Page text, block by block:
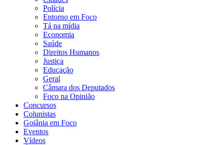
Polícia
Entorno em Foco
Tá na mídia
Economia
Saúde
Direitos Humanos
Justiça
Educação
Geral
Câmara dos Deputados
Foco na Opinião
Concursos
Colunistas
Goiânia em Foco
Eventos
Vídeos